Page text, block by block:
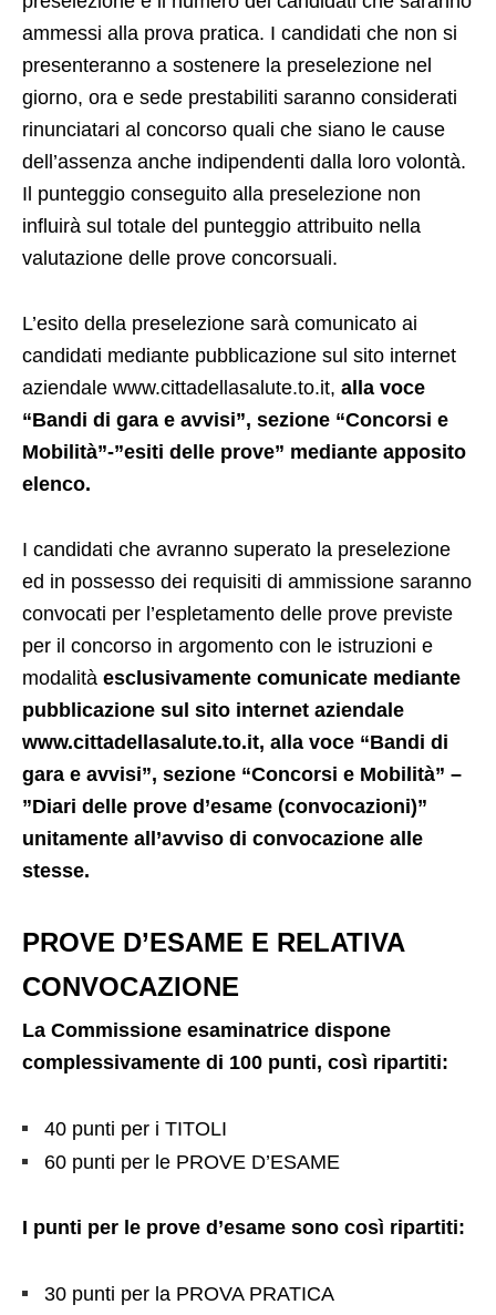
ammessi alla prova pratica. I candidati che non si
presenteranno a sostenere la preselezione nel
giorno, ora e sede prestabiliti saranno considerati
rinunciatari al concorso quali che siano le cause
dell’assenza anche indipendenti dalla loro volontà.
Il punteggio conseguito alla preselezione non
influirà sul totale del punteggio attribuito nella
valutazione delle prove concorsuali.
L’esito della preselezione sarà comunicato ai
candidati mediante pubblicazione sul sito internet
aziendale www.cittadellasalute.to.it, alla voce
“Bandi di gara e avvisi”, sezione “Concorsi e
Mobilità”-”esiti delle prove” mediante apposito
elenco.
I candidati che avranno superato la preselezione
ed in possesso dei requisiti di ammissione saranno
convocati per l’espletamento delle prove previste
per il concorso in argomento con le istruzioni e
modalità esclusivamente comunicate mediante
pubblicazione sul sito internet aziendale
www.cittadellasalute.to.it, alla voce “Bandi di
gara e avvisi”, sezione “Concorsi e Mobilità” –
”Diari delle prove d’esame (convocazioni)”
unitamente all’avviso di convocazione alle
stesse.
PROVE D’ESAME E RELATIVA
CONVOCAZIONE
La Commissione esaminatrice dispone
complessivamente di 100 punti, così ripartiti:
40 punti per i TITOLI
60 punti per le PROVE D’ESAME
I punti per le prove d’esame sono così ripartiti:
30 punti per la PROVA PRATICA